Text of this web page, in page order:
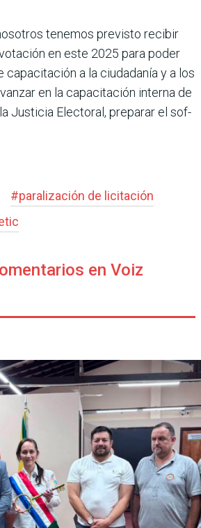
tenemos previsto recibir
en este 2025 para poder
capacita­ción a la ciudadanía y a los
en la capacitación interna de
Justi­cia Electoral, preparar el sof­
#paralización de licitación
en Voiz